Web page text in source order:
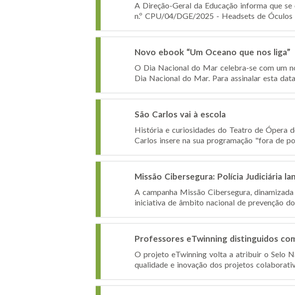
A Direção-Geral da Educação informa que
n.º CPU/04/DGE/2025 - Headsets de
Novo ebook “Um Oceano que nos liga”
O Dia Nacional do Mar celebra-se com um
Dia Nacional do Mar. Para assinalar esta
São Carlos vai à escola
História e curiosidades do Teatro de Ópera
Carlos insere na sua programação "fora de
Missão Cibersegura: Polícia Judiciária
A campanha Missão Cibersegura,
iniciativa de âmbito nacional de prevenção
Professores eTwinning distinguidos
O projeto eTwinning volta a atribuir o Selo
qualidade e inovação dos projetos